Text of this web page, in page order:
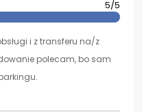
5/5
i z transferu na/z
polecam, bo sam